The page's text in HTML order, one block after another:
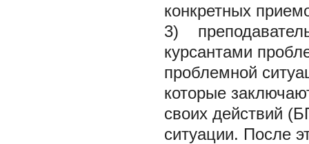
конкретных
3)
курсантами
проблемной
которые
своих действий
ситуации. После